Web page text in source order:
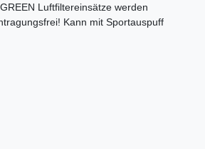
Luftfiltereinsätze werden
Kann mit Sportauspuff